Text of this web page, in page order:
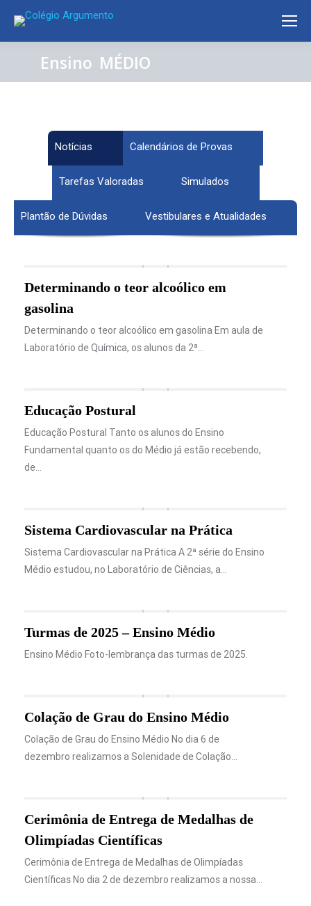
Ensino MÉDIO
Notícias Calendários de Provas
Tarefas Valoradas Simulados
Plantão de Dúvidas Vestibulares e Atualidades
Determinando o teor alcoólico em
gasolina
Determinando o teor alcoólico em gasolina Em aula de
Laboratório de Química, os alunos da 2ª…
Educação Postural
Educação Postural Tanto os alunos do Ensino
Fundamental quanto os do Médio já estão recebendo,
de…
Sistema Cardiovascular na Prática
Sistema Cardiovascular na Prática A 2ª série do Ensino
Médio estudou, no Laboratório de Ciências, a…
Turmas de 2025 – Ensino Médio
Ensino Médio Foto-lembrança das turmas de 2025.
Colação de Grau do Ensino Médio
Colação de Grau do Ensino Médio No dia 6 de
dezembro realizamos a Solenidade de Colação…
Cerimônia de Entrega de Medalhas de
Olimpíadas Científicas
Cerimônia de Entrega de Medalhas de Olimpíadas
Científicas No dia 2 de dezembro realizamos a nossa…